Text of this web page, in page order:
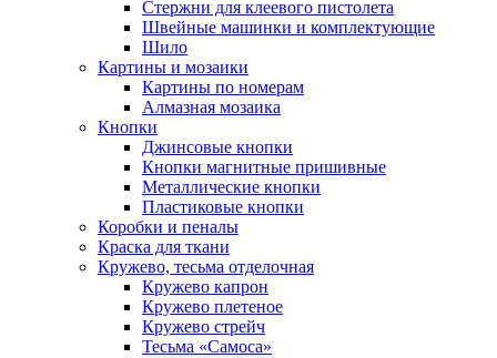
Стержни для клеевого пистолета
Швейные машинки и комплектующие
Шило
Картины и мозаики
Картины по номерам
Алмазная мозаика
Кнопки
Джинсовые кнопки
Кнопки магнитные пришивные
Металлические кнопки
Пластиковые кнопки
Коробки и пеналы
Краска для ткани
Кружево, тесьма отделочная
Кружево капрон
Кружево плетеное
Кружево стрейч
Тесьма «Самоса»